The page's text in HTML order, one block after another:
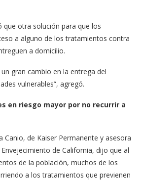
que otra solución para que los
a alguno de los tratamientos contra
a domicilio.
gran cambio en la entrega del
vulnerables”, agregó.
en riesgo mayor por no recurrir a
Canio, de Kaiser Permanente y asesora
de California, dijo que al
de la población, muchos de los
a los tratamientos que previenen